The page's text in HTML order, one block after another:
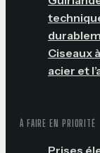
Ciseaux
acier et
À FAIRE EN PRIORITÉ
Prises